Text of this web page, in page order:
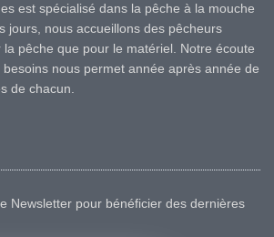
est spécialisé dans la pêche à la mouche
jours, nous accueillons des pêcheurs
pêche que pour le matériel. Notre écoute
nous permet année après année de
de chacun.
Newsletter pour bénéficier des dernières